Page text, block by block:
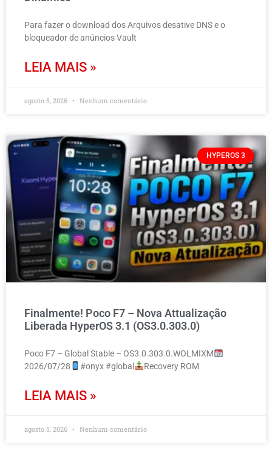
Para fazer o download dos Arquivos desative DNS e o
bloqueador de anúncios Vault
LEIA MAIS »
agosto 5, 2026 Nenhum comentário
HYPEROS 3
Finalmente! Poco F7 – Nova Attualização
Liberada HyperOS 3.1 (OS3.0.303.0)
Poco F7 – Global Stable – OS3.0.303.0.WOLMIXM
2026/07/28
#onyx #global Recovery ROM
LEIA MAIS »
agosto 5, 2026 Nenhum comentário